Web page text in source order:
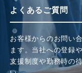
よくあるご質問
お客様からのお問い
ます。当社への登録
支援制度や勤務時の